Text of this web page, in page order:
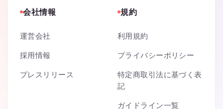
会社情報
運営会社
採用情報
プレスリリース
規約
利用規約
プライバシーポリシー
特定商取引法に基づく表
記
ガイドライン一覧